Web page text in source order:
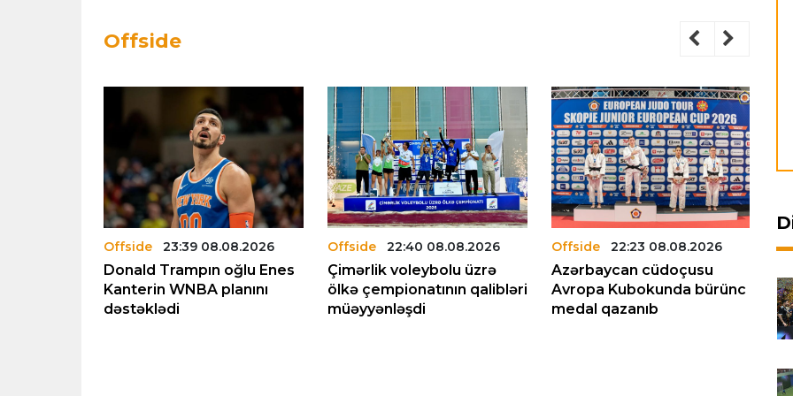
Offside
Offside 23:39 08.08.2026
Donald Trampın oğlu Enes
Kanterin WNBA planını
dəstəklədi
Offside 22:40 08.08.2026
Çimərlik voleybolu üzrə
ölkə çempionatının qalibləri
müəyyənləşdi
Offside 22:23 08.08.2026
Azərbaycan cüdoçusu
Avropa Kubokunda bürünc
medal qazanıb